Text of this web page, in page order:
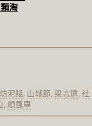
淘
泥鯭, 山城節, 梁志遠,社
,順風車